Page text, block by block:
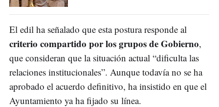
El edil ha señalado que esta postura responde al
criterio compartido por los grupos de Gobierno,
que consideran que la situación actual “dificulta las
relaciones institucionales”. Aunque todavía no se ha
aprobado el acuerdo definitivo, ha insistido en que el
Ayuntamiento ya ha fijado su línea.